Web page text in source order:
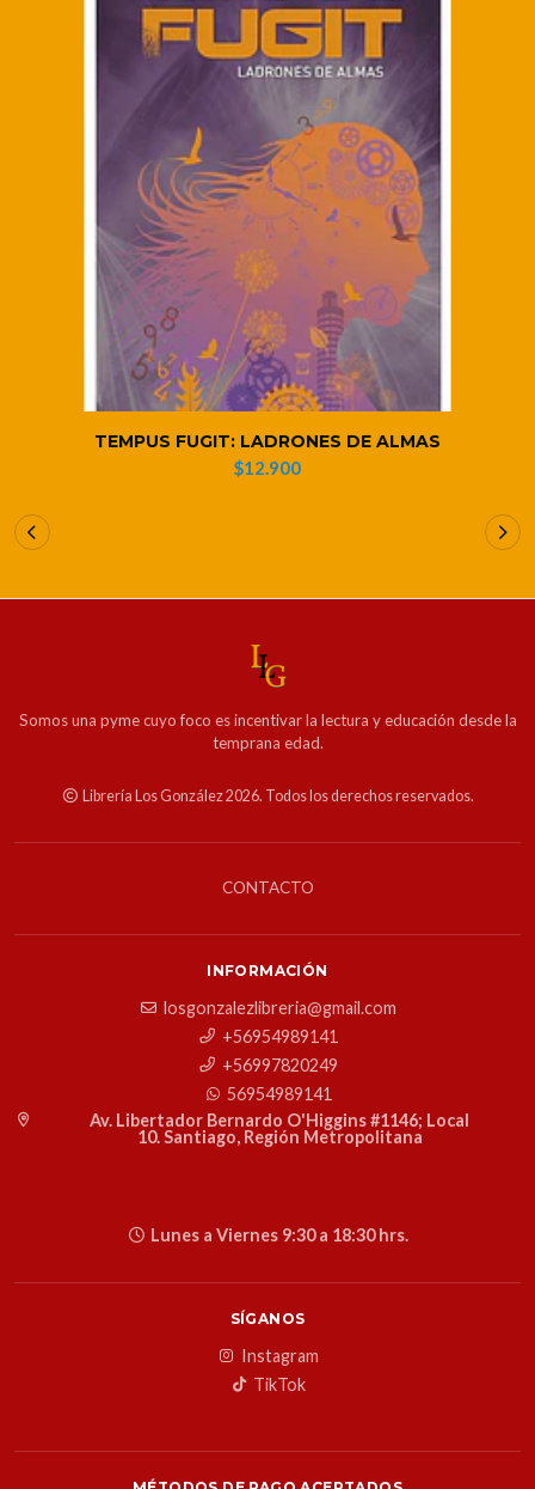
TEMPUS FUGIT: LADRONES DE ALMAS
$12.900
Somos una pyme cuyo foco es incentivar la lectura y educación desde la
temprana edad.
Librería Los González 2026. Todos los derechos reservados.
CONTACTO
INFORMACIÓN
losgonzalezlibreria@gmail.com
+56954989141
+56997820249
56954989141
Av. Libertador Bernardo O'Higgins #1146; Local
10. Santiago, Región Metropolitana
Lunes a Viernes 9:30 a 18:30 hrs.
SÍGANOS
Instagram
TikTok